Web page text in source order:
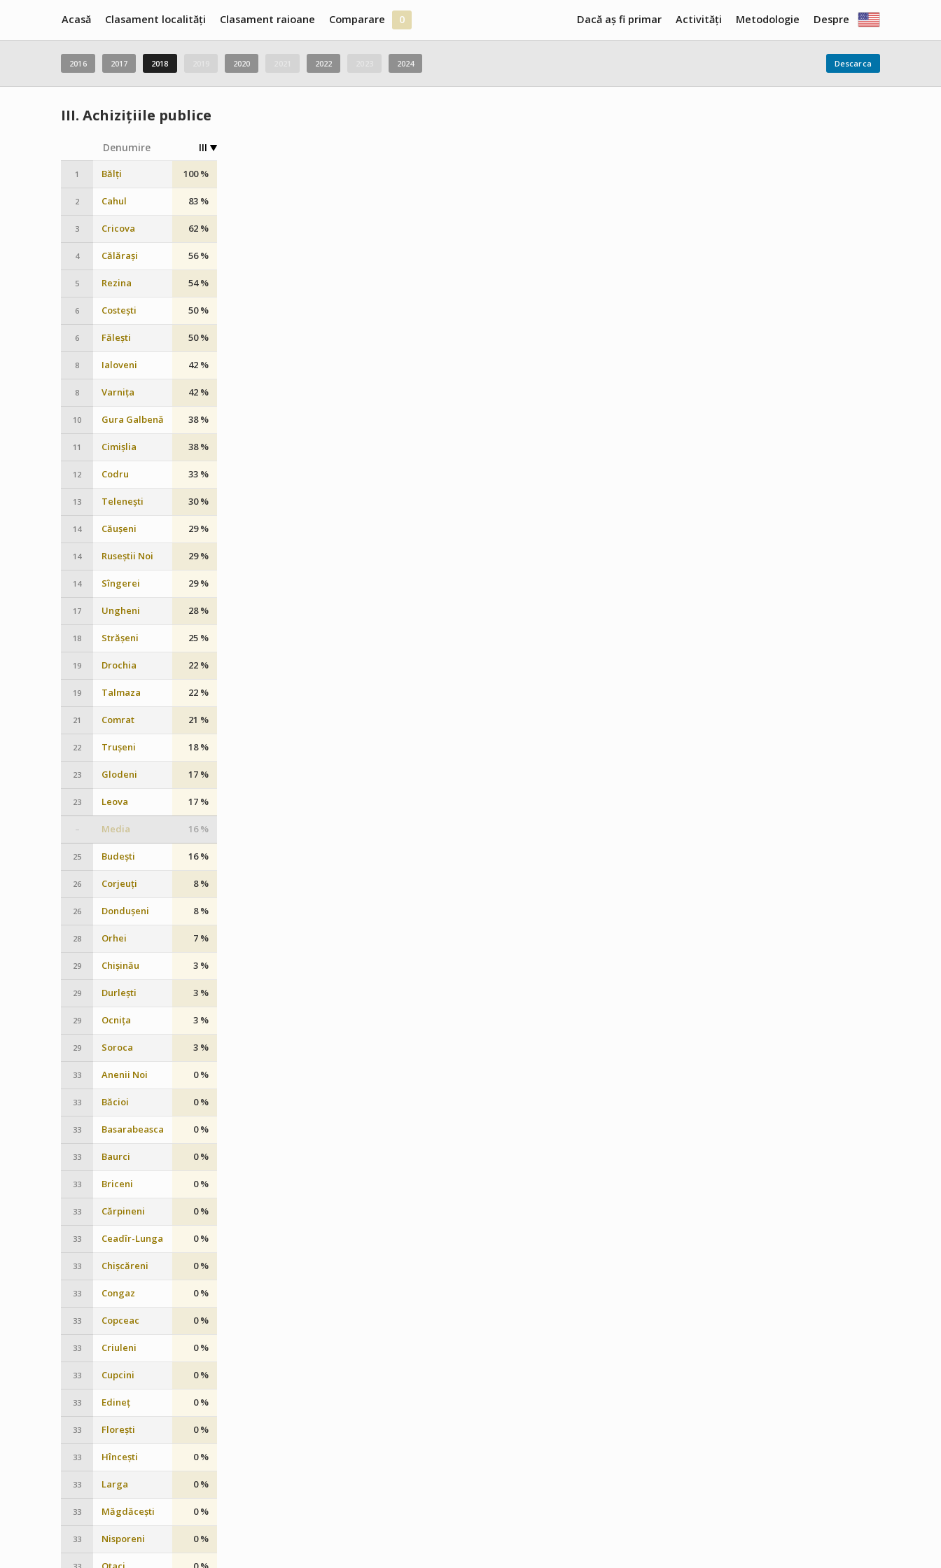
Acasă Despre
Clasament localități Metodologie
Clasament raioane Activități
Comparare 0 Dacă aș fi primar
2016 2017 2018 2020 2022 2024 Descarca
III.Achizițiile publice
Denumire III
1 Bălți 100 %
2 Cahul 83 %
3 Cricova 62 %
4 Călărași 56 %
5 Rezina 54 %
6 Costești 50 %
6 Fălești 50 %
8 Ialoveni 42 %
8 Varnița 42 %
10 Gura Galbenă 38 %
11 Cimișlia 38 %
12 Codru 33 %
13 Telenești 30 %
14 Căușeni 29 %
14 Ruseștii Noi 29 %
14 Sîngerei 29 %
17 Ungheni 28 %
18 Strășeni 25 %
19 Drochia 22 %
19 Talmaza 22 %
21 Comrat 21 %
22 Trușeni 18 %
23 Glodeni 17 %
23 Leova 17 %
– Media 16 %
25 Budești 16 %
26 Corjeuți 8 %
26 Dondușeni 8 %
28 Orhei 7 %
29 Chișinău 3 %
29 Durlești 3 %
29 Ocnița 3 %
29 Soroca 3 %
33 Anenii Noi 0 %
33 Băcioi 0 %
33 Basarabeasca 0 %
33 Baurci 0 %
33 Briceni 0 %
33 Cărpineni 0 %
33 Ceadîr-Lunga 0 %
33 Chișcăreni 0 %
33 Congaz 0 %
33 Copceac 0 %
33 Criuleni 0 %
33 Cupcini 0 %
33 Edineț 0 %
33 Florești 0 %
33 Hîncești 0 %
33 Larga 0 %
33 Măgdăcești 0 %
33 Nisporeni 0 %